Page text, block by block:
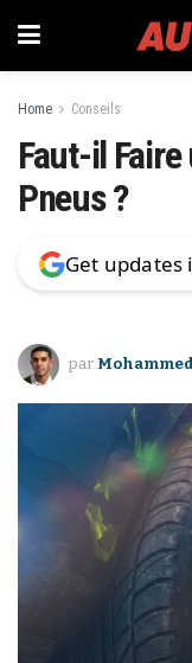
Home Conseils
Faut-il
Pneus ?
Get updates
par